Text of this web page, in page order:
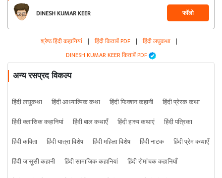
DINESH KUMAR KEER फॉलो
श्रेष्ठ हिंदी कहानियां | हिंदी किताबें PDF | हिंदी लघुकथा |
DINESH KUMAR KEER किताबें PDF
अन्य रसप्रद विकल्प
हिंदी लघुकथा हिंदी आध्यात्मिक कथा हिंदी फिक्शन कहानी
हिंदी प्रेरक कथा
हिंदी क्लासिक कहानियां
हिंदी बाल कथाएँ हिंदी हास्य कथाएं
हिंदी पत्रिका
हिंदी कविता
हिंदी यात्रा विशेष हिंदी महिला विशेष हिंदी नाटक
हिंदी प्रेम कथाएँ
हिंदी जासूसी कहानी
हिंदी सामाजिक कहानियां
हिंदी रोमांचक कहानियाँ